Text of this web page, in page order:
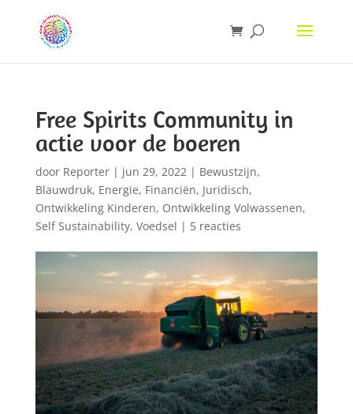
Free Spirits Community in
actie voor de boeren
door Reporter| jun 29, 2022| Bewustzijn,
Blauwdruk, Energie, Financiën, Juridisch,
Ontwikkeling Kinderen, Ontwikkeling Volwassenen,
Self Sustainability, Voedsel | 5 reacties